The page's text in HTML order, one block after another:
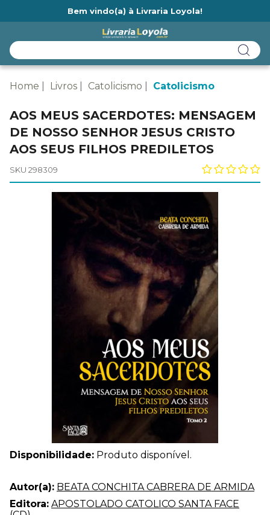
Bem vindo(a) à Livraria Loyola!
Home Livros Catolicismo Catolicismo
AOS MEUS SACERDOTES: MENSAGEM
DE NOSSO SENHOR JESUS CRISTO
AOS SEUS FILHOS PREDILETOS
SKU 298309
Disponibilidade: Produto disponível.
Autor(a): BEATA CONCHITA CABRERA DE ARMIDA
Editora: APOSTOLADO CATOLICO SANTA FACE